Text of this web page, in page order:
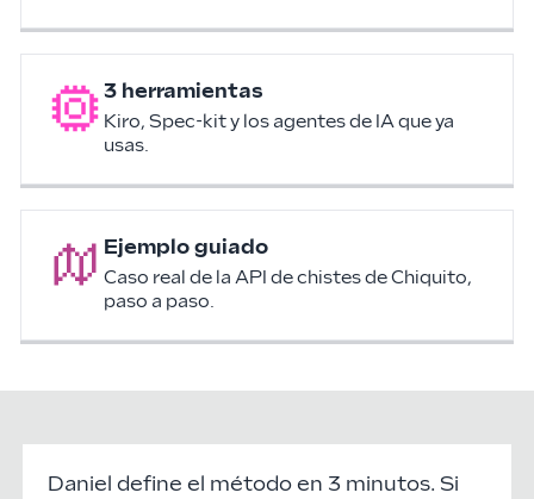
3 herramientas
Kiro, Spec-kit y los agentes de IA que ya
usas.
Ejemplo guiado
Caso real de la API de chistes de Chiquito,
paso a paso.
Daniel define el método en 3 minutos. Si